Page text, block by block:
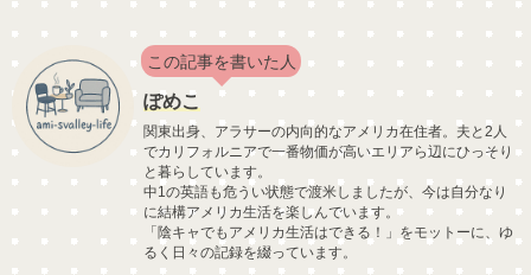
この記事を書いた人
ぽめこ
関東出身、アラサーの内向的なアメリカ在住者。夫と2人
でカリフォルニアで一番物価が高いエリアら辺にひっそり
と暮らしています。
中1の英語も危うい状態で渡米しましたが、今は自分なり
に結構アメリカ生活を楽しんでいます。
「陰キャでもアメリカ生活はできる！」をモットーに、ゆ
るく日々の記録を綴っています。